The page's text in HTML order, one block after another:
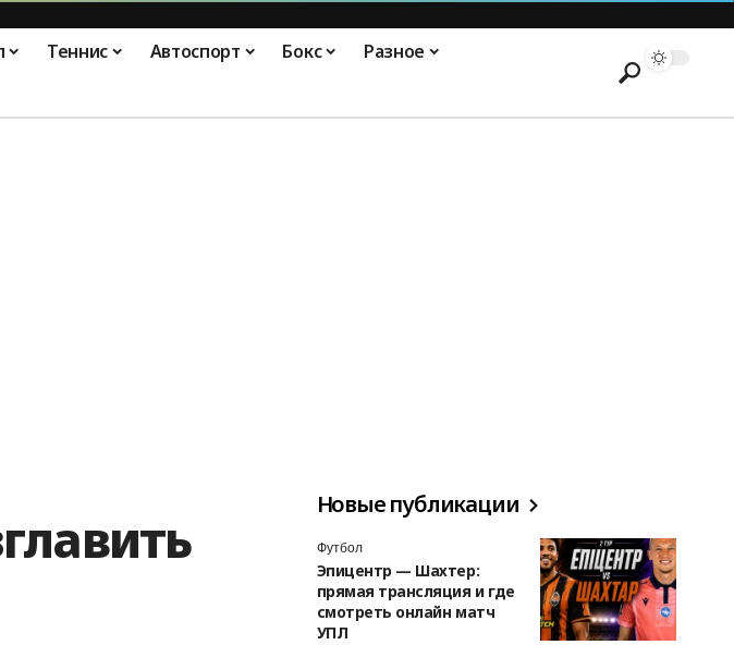
Теннис Автоспорт Бокс Разное
Новые публикации
Футбол
Эпицентр — Шахтер:
прямая трансляция и где
смотреть онлайн матч
УПЛ